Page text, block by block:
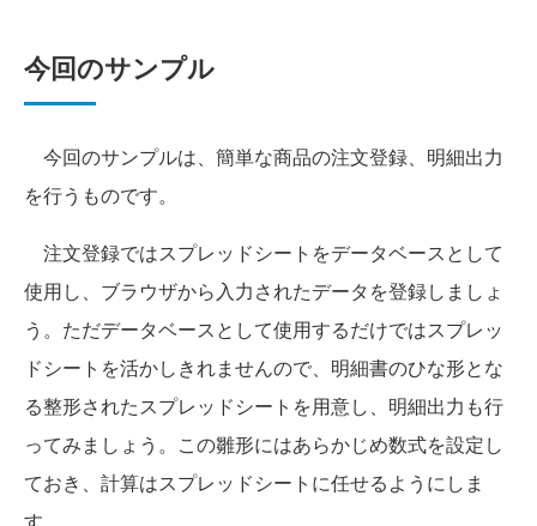
今回のサンプル
今回のサンプルは、簡単な商品の注文登録、明細出力
を行うものです。
注文登録ではスプレッドシートをデータベースとして
使用し、ブラウザから入力されたデータを登録しましょ
う。ただデータベースとして使用するだけではスプレッ
ドシートを活かしきれませんので、明細書のひな形とな
る整形されたスプレッドシートを用意し、明細出力も行
ってみましょう。この雛形にはあらかじめ数式を設定し
ておき、計算はスプレッドシートに任せるようにしま